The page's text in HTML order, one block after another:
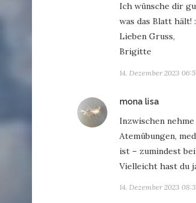
Ich wünsche dir
was das Blatt hält!
Lieben Gruss,
Brigitte
14. Dezember 2023
mona lisa
Inzwischen
Atemübungen,
ist – zumindest
Vielleicht hast du
14. Dezember 2023